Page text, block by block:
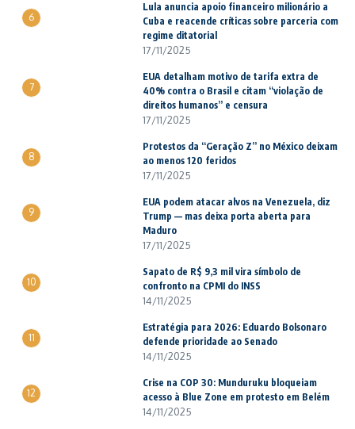
6
Lula anuncia apoio financeiro milionário a
Cuba e reacende críticas sobre parceria com
regime ditatorial
17/11/2025
7
EUA detalham motivo de tarifa extra de
40% contra o Brasil e citam “violação de
direitos humanos” e censura
17/11/2025
8
Protestos da “Geração Z” no México deixam
ao menos 120 feridos
17/11/2025
9
EUA podem atacar alvos na Venezuela, diz
Trump — mas deixa porta aberta para
Maduro
17/11/2025
10
Sapato de R$ 9,3 mil vira símbolo de
confronto na CPMI do INSS
14/11/2025
11
Estratégia para 2026: Eduardo Bolsonaro
defende prioridade ao Senado
14/11/2025
12
Crise na COP 30: Munduruku bloqueiam
acesso à Blue Zone em protesto em Belém
14/11/2025